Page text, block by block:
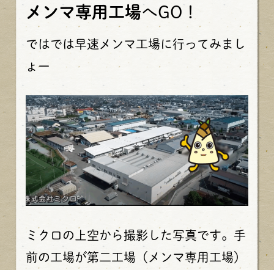
メンマ専用工場へGO！
ではでは早速メンマ工場に行ってみまし
ょー
ミクロの上空から撮影した写真です。手
前の工場が第二工場（メンマ専用工場）